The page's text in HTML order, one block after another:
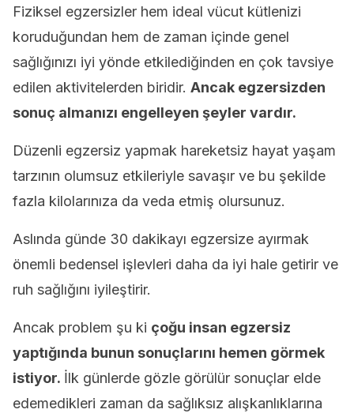
Fiziksel egzersizler hem ideal vücut kütlenizi
koruduğundan hem de zaman içinde genel
sağlığınızı iyi yönde etkilediğinden en çok tavsiye
edilen aktivitelerden biridir. Ancak egzersizden
sonuç almanızı engelleyen şeyler vardır.
Düzenli egzersiz yapmak hareketsiz hayat yaşam
tarzının olumsuz etkileriyle savaşır ve bu şekilde
fazla kilolarınıza da veda etmiş olursunuz.
Aslında günde 30 dakikayı egzersize ayırmak
önemli bedensel işlevleri daha da iyi hale getirir ve
ruh sağlığını iyileştirir.
Ancak problem şu ki çoğu insan egzersiz
yaptığında bunun sonuçlarını hemen görmek
istiyor. İlk günlerde gözle görülür sonuçlar elde
edemedikleri zaman da sağlıksız alışkanlıklarına